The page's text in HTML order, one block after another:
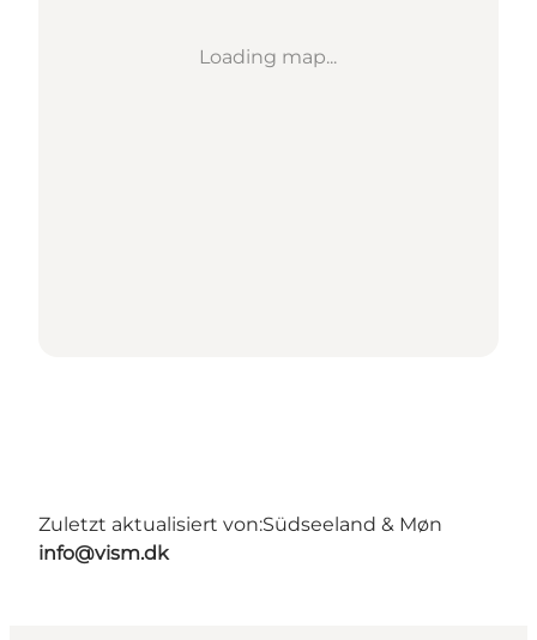
Loading map...
Zuletzt aktualisiert von:Südseeland & Møn
info@vism.dk